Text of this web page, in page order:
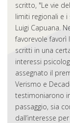
scritto, "Le vie
limiti regionali e
Luigi Capuana.
favorevole
scritti in una
interessi
assegnato il
Verismo e
testimoniarono
passaggio, sia
dall’interesse